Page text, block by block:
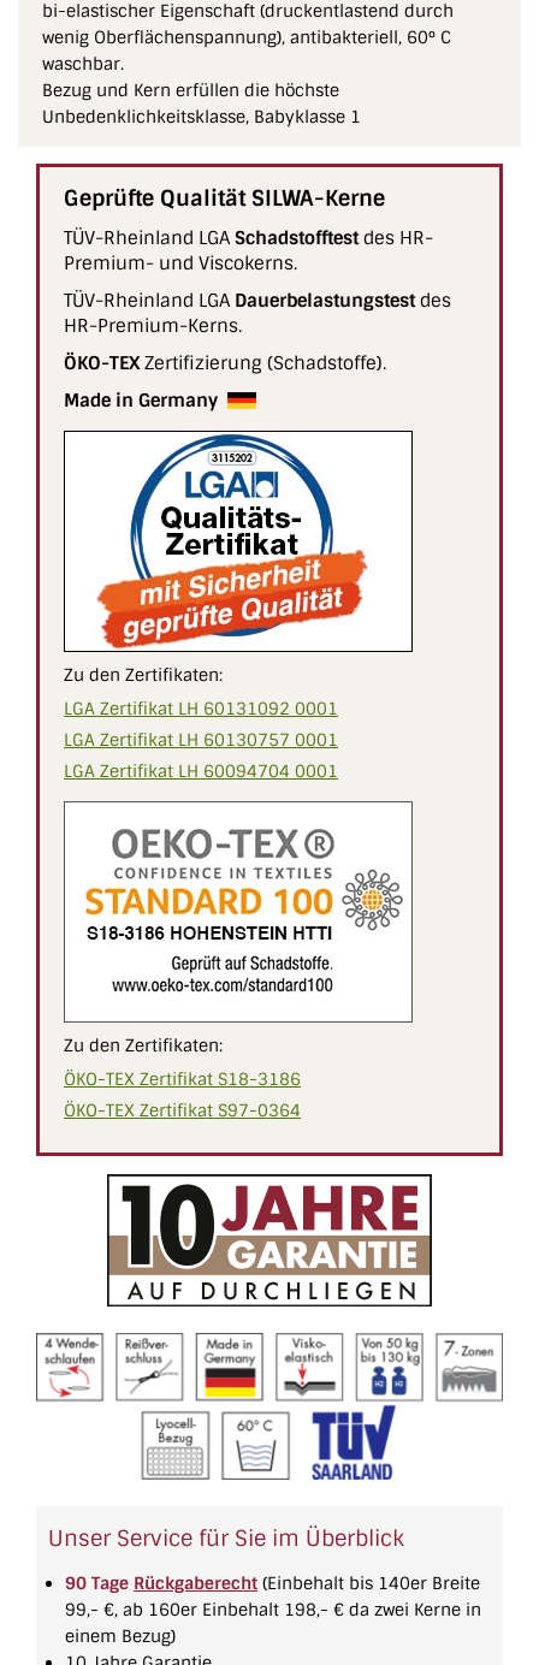
bi-elastischer Eigenschaft (druckentlastend durch
wenig Oberflächenspannung), antibakteriell, 60° C
waschbar.
Bezug und Kern erfüllen die höchste
Unbedenklichkeitsklasse, Babyklasse 1
Geprüfte Qualität SILWA-Kerne
TÜV-Rheinland LGA Schad­stoff­testdes HR-
Premium- und Visco­kerns.
TÜV-Rheinland LGA Dauer­belas­tungs­testdes
HR-Premium-Kerns.
ÖKO-TEXZertifizierung (Schadstoffe).
Made in Germany
Zu den Zertifikaten:
LGA Zertifikat LH 60131092 0001
LGA Zertifikat LH 60130757 0001
LGA Zertifikat LH 60094704 0001
Zu den Zertifikaten:
ÖKO-TEX Zertifikat S18-3186
ÖKO-TEX Zertifikat S97-0364
Unser Service für Sie im Überblick
90 Tage Rückgaberecht (Einbehalt bis 140er Breite
99,- €, ab 160er Einbehalt 198,- € da zwei Kerne in
einem Bezug)